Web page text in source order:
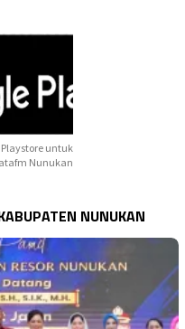
untuk
Nunukan
NUNUKAN